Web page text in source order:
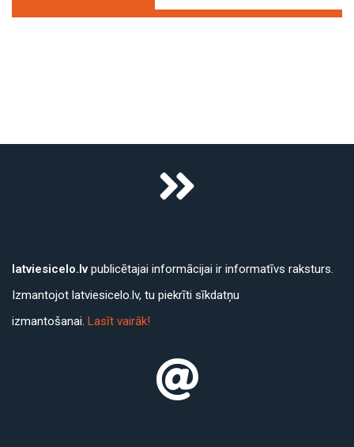
latviesicelo.lv publicētajai informācijai ir informatīvs raksturs.
Izmantojot latviesicelo.lv, tu piekrīti sīkdatņu
izmantošanai. Lasīt vairāk!